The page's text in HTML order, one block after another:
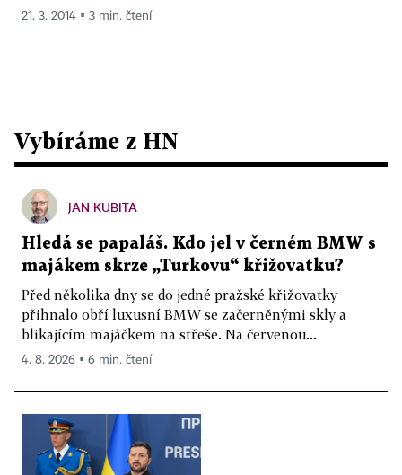
21. 3. 2014 ▪ 3 min. čtení
Vybíráme z HN
JAN KUBITA
Hledá se papaláš. Kdo jel v černém BMW s
majákem skrze „Turkovu“ křižovatku?
Před několika dny se do jedné pražské křižovatky
přihnalo obří luxusní BMW se začerněnými skly a
blikajícím majáčkem na střeše. Na červenou...
4. 8. 2026 ▪ 6 min. čtení